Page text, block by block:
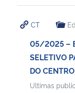
CT
05/2025 –
SELETIVO
DO
Ultimas